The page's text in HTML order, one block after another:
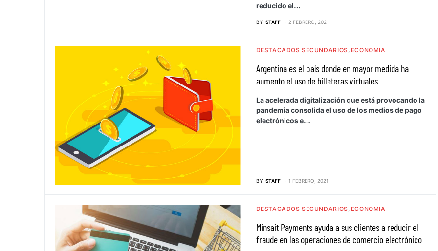
reducido el…
BY STAFF 2 FEBRERO, 2021
DESTACADOS SECUNDARIOS ECONOMIA
Argentina es el país donde en mayor medida ha
aumento el uso de billeteras virtuales
La acelerada digitalización que está provocando la
pandemia consolida el uso de los medios de pago
electrónicos e…
BY STAFF 1 FEBRERO, 2021
DESTACADOS SECUNDARIOS ECONOMIA
Minsait Payments ayuda a sus clientes a reducir el
fraude en las operaciones de comercio electrónico